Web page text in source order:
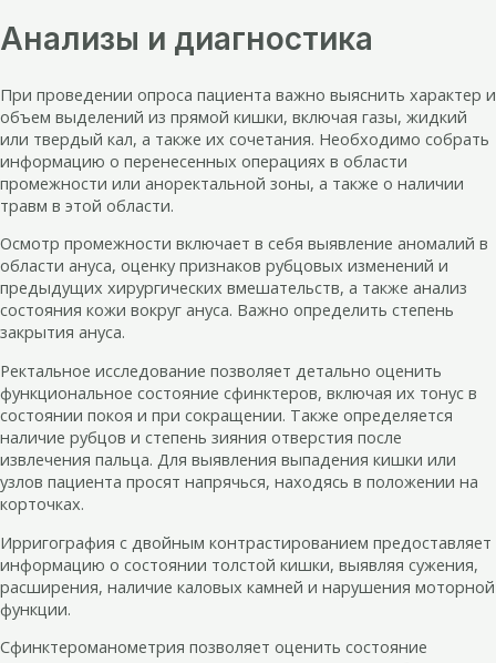
Анализы и диагностика
При проведении опроса пациента важно выяснить характер и
объем выделений из прямой кишки, включая газы, жидкий
или твердый кал, а также их сочетания. Необходимо собрать
информацию о перенесенных операциях в области
промежности или аноректальной зоны, а также о наличии
травм в этой области.
Осмотр промежности включает в себя выявление аномалий в
области ануса, оценку признаков рубцовых изменений и
предыдущих хирургических вмешательств, а также анализ
состояния кожи вокруг ануса. Важно определить степень
закрытия ануса.
Ректальное исследование позволяет детально оценить
функциональное состояние сфинктеров, включая их тонус в
состоянии покоя и при сокращении. Также определяется
наличие рубцов и степень зияния отверстия после
извлечения пальца. Для выявления выпадения кишки или
узлов пациента просят напрячься, находясь в положении на
корточках.
Ирригография с двойным контрастированием предоставляет
информацию о состоянии толстой кишки, выявляя сужения,
расширения, наличие каловых камней и нарушения моторной
функции.
Сфинктероманометрия позволяет оценить состояние